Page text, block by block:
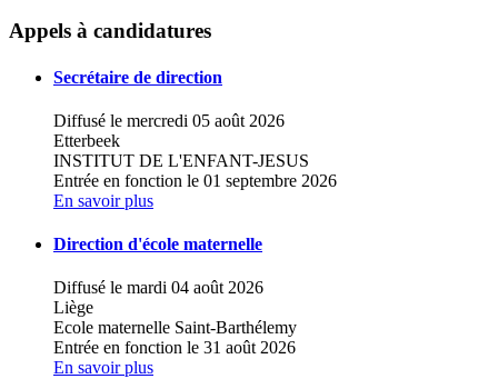
Centre PMS ATH
+
Appels à candidatures
Secrétaire de direction
Diffusé le mercredi 05 août 2026
Etterbeek
INSTITUT DE L'ENFANT-JESUS
Entrée en fonction le 01 septembre 2026
En savoir plus
Direction d'école maternelle
Diffusé le mardi 04 août 2026
Liège
Ecole maternelle Saint-Barthélemy
Entrée en fonction le 31 août 2026
En savoir plus